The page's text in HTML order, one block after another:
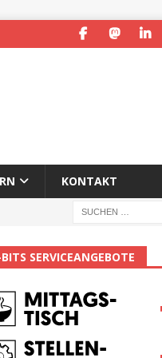
KONTAKT
SERVICEANGEBOTE